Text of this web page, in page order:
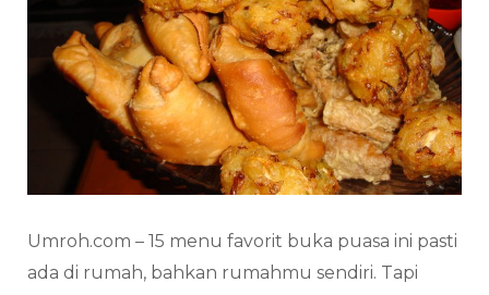
Umroh.com – 15 menu favorit buka puasa ini pasti
ada di rumah, bahkan rumahmu sendiri. Tapi